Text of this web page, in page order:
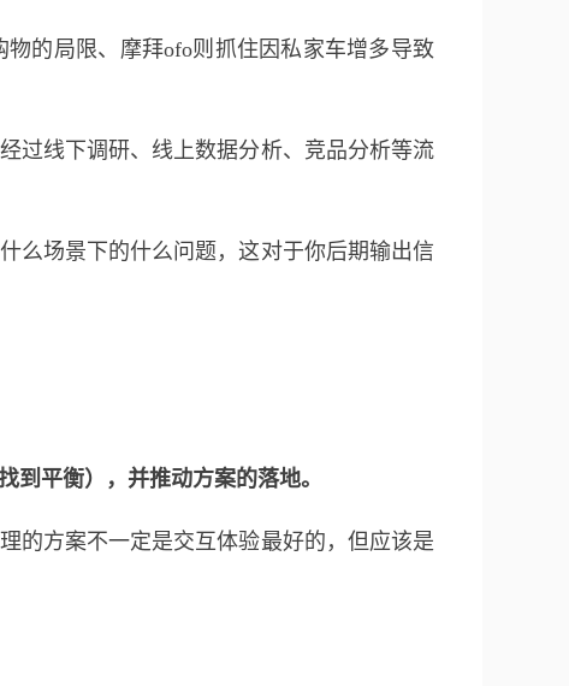
的局限、摩拜ofo则抓住因私家车增多导致
过线下调研、线上数据分析、竞品分析等流
么场景下的什么问题，这对于你后期输出信
平衡），并推动方案的落地。
的方案不一定是交互体验最好的，但应该是